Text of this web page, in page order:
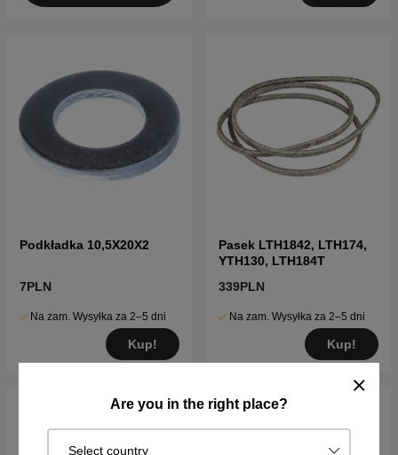
Are you in the right place?
Select country
Podkładka 10,5X20X2
7PLN
Na zam. Wysyłka za 2–5 dni
Kup!
Pasek LTH1842, LTH174,
YTH130, LTH184T
339PLN
Na zam. Wysyłka za 2–5 dni
Kup!